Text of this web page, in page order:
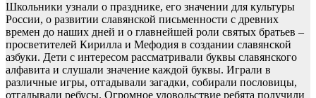
Школьники узнали о празднике, его значении для культуры
России, о развитии славянской письменности с древних
времен до наших дней и о главнейшей роли святых братьев –
просветителей Кирилла и Мефодия в создании славянской
азбуки. Дети с интересом рассматривали буквы славянского
алфавита и слушали значение каждой буквы. Играли в
различные игры, отгадывали загадки, собирали пословицы,
отгадывали ребусы. Огромное удовольствие ребята получили